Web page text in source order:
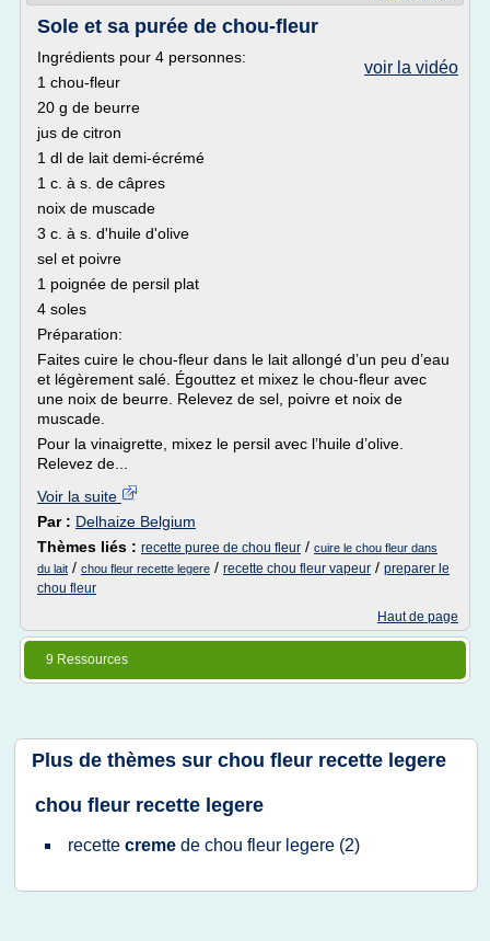
Sole et sa purée de chou-fleur
voir la vidéo
Ingrédients pour 4 personnes:
1 chou-fleur
20 g de beurre
jus de citron
1 dl de lait demi-écrémé
1 c. à s. de câpres
noix de muscade
3 c. à s. d'huile d'olive
sel et poivre
1 poignée de persil plat
4 soles
Préparation:
Faites cuire le chou-fleur dans le lait allongé d’un peu d’eau
et légèrement salé. Égouttez et mixez le chou-fleur avec
une noix de beurre. Relevez de sel, poivre et noix de
muscade.
Pour la vinaigrette, mixez le persil avec l’huile d’olive.
Relevez de...
Voir la suite
Par : Delhaize Belgium
Thèmes liés : recette puree de chou fleur / cuire le chou fleur dans
du lait / chou fleur recette legere / recette chou fleur vapeur / preparer le
chou fleur
Haut de page
9 Ressources
Plus de thèmes sur chou fleur recette legere
chou fleur recette legere
recette creme de chou fleur legere (2)